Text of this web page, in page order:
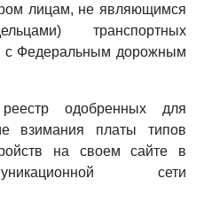
лицам, не являющимся
транспортных
с Федеральным дорожным
одобренных для
взимания платы типов
на своем сайте в
сети